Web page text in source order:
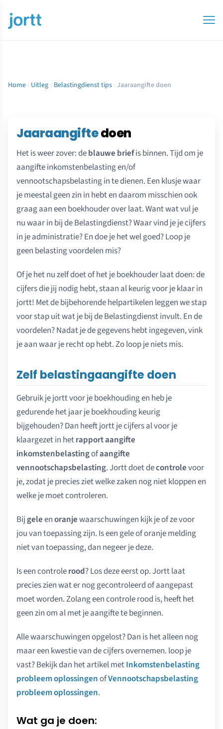
Home › Uitleg › Belastingdienst tips › Jaaraangifte doen
Jaaraangiftedoen
Het is weer zover: deblauwe briefis binnen. Tijd om je
aangifte inkomstenbelasting en/of
vennootschapsbelasting in te dienen. Een klusje waar
je meestal geen zin in hebt en daarom misschien ook
graag aan een boekhouder over laat. Want wat vul je
nu waar in bij de Belastingdienst? Waar vind je je cijfers
in je administratie? En doe je het wel goed? Loop je
geen belasting voordelen mis?
Of je het nu zelf doet of het je boekhouder laat doen: de
cijfers die jij nodig hebt, staan al keurig voor je klaar in
jortt! Met de bijbehorende helpartikelen leggen we stap
voor stap uit wat je bij de Belastingdienst invult. En de
voordelen? Nadat je de gegevens hebt ingegeven, vink
je aan waar je recht op hebt. Zo loop je niets mis.
Zelf belastingaangifte doen
Gebruik je jortt voor je boekhouding en heb je
gedurende het jaar je boekhouding keurig
bijgehouden? Dan heeft jortt je cijfers al voor je
klaargezet in hetrapport aangifte
inkomstenbelastingofaangifte
vennootschapsbelasting. Jortt doet decontrolevoor
je, zodat je precies ziet welke zaken nog niet kloppen en
welke je moet controleren.
Bij geleenoranjewaarschuwingen kijk je of ze voor
jou van toepassing zijn. Is een gele of oranje melding
niet van toepassing, dan negeer je deze.
Is een controlerood? Los deze eerst op. Jortt laat
precies zien wat er nog gecontroleerd of aangepast
moet worden. Zolang een controle rood is, heeft het
geen zin om al met je aangifte te beginnen.
Alle waarschuwingen opgelost? Dan is het alleen nog
maar een kwestie van de cijfers overnemen. loop je
vast? Bekijk dan het artikel metInkomstenbelasting
probleem oplossingenofVennootschapsbelasting
probleem oplossingen.
Wat ga je doen: